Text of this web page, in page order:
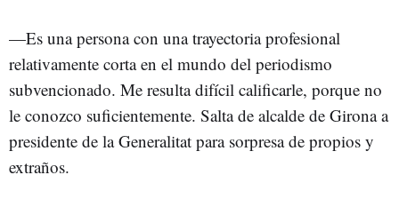
—Es una persona con una trayectoria profesional
relativamente corta en el mundo del periodismo
subvencionado. Me resulta difícil calificarle, porque no
le conozco suficientemente. Salta de alcalde de Girona a
presidente de la Generalitat para sorpresa de propios y
extraños.